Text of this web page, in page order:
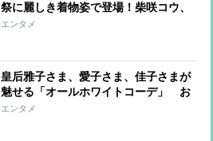
祭に麗しき着物姿で登場！柴咲コウ、
満島ひかり、川口春奈らはハートポー
エンタメ
皇后雅子さま、愛子さま、佳子さまが
魅せる「オールホワイトコーデ」 お
しゃれに着こなすコツに注目
エンタメ